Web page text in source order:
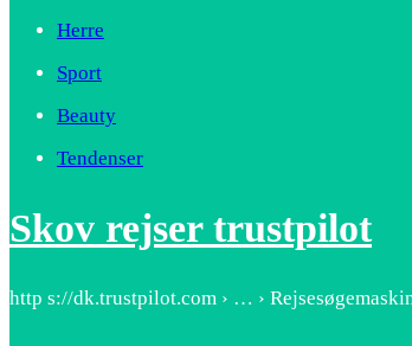
Herre
Sport
Beauty
Tendenser
Skov rejser trustpilot
http s://dk.trustpilot.com › … ›